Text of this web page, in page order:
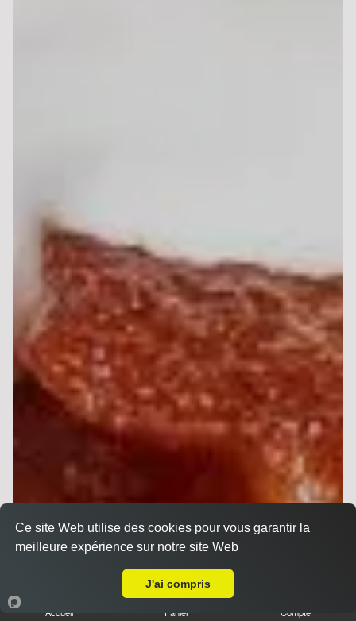
Accueil Panier Compte
Ce site Web utilise des cookies pour vous garantir la
meilleure expérience sur notre site Web
J'ai compris